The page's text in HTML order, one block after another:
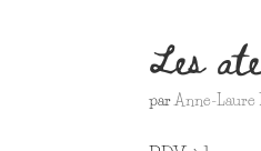
Les
parAnne-Laure